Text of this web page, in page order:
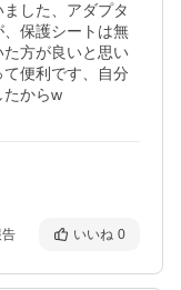
した、アダプタ
保護シートは無
方が良いと思い
便利です、自分
たからw
いいね 0